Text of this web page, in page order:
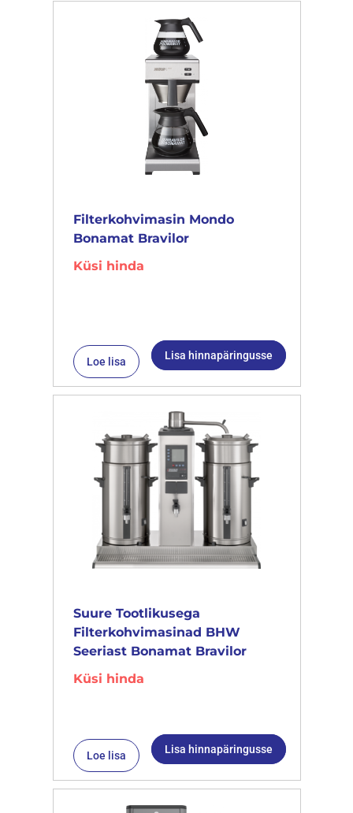
Filterkohvimasin Mondo
Bonamat Bravilor
Küsi hinda
Loe lisa Lisa hinnapäringusse
Suure Tootlikusega
Filterkohvimasinad BHW
Seeriast Bonamat Bravilor
Küsi hinda
Loe lisa Lisa hinnapäringusse